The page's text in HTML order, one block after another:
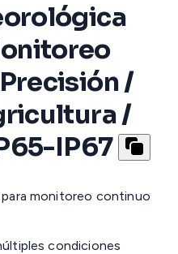
/
/
IP67
monitoreo continuo
condiciones